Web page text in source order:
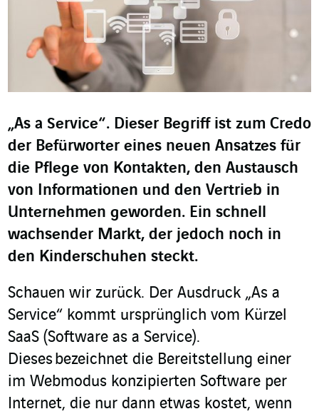
„As a Service“. Dieser Begriff ist zum Credo
der Befürworter eines neuen Ansatzes für
die Pflege von Kontakten, den Austausch
von Informationen und den Vertrieb in
Unternehmen geworden. Ein schnell
wachsender Markt, der jedoch noch in
den Kinderschuhen steckt.
Schauen wir zurück. Der Ausdruck „As a
Service“ kommt ursprünglich vom Kürzel
SaaS (Software as a Service).
Dieses bezeichnet die Bereitstellung einer
im Webmodus konzipierten Software per
Internet, die nur dann etwas kostet, wenn